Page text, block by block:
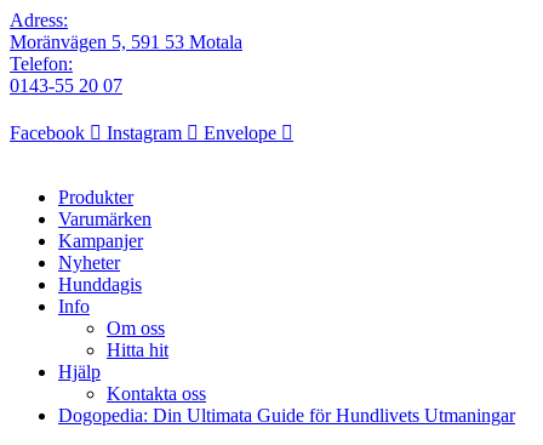
Adress:
Moränvägen 5, 591 53 Motala
Telefon:
0143-55 20 07
Facebook Instagram Envelope
Produkter
Varumärken
Kampanjer
Nyheter
Hunddagis
Info
Om oss
Hitta hit
Hjälp
Kontakta oss
Dogopedia: Din Ultimata Guide för Hundlivets Utmaningar